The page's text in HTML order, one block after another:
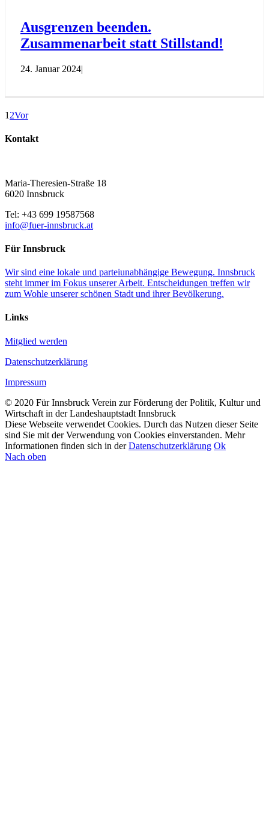
Ausgrenzen beenden.
Zusammenarbeit statt Stillstand!
24. Januar 2024|
1 2Vor
Kontakt
Maria-Theresien-Straße 18
6020 Innsbruck
Tel: +43 699 19587568
info@fuer-innsbruck.at
Für Innsbruck
Wir sind eine lokale und parteiunabhängige Bewegung. Innsbruck
steht immer im Fokus unserer Arbeit. Entscheidungen treffen wir
zum Wohle unserer schönen Stadt und ihrer Bevölkerung.
Links
Mitglied werden
Datenschutzerklärung
Impressum
© 2020 Für Innsbruck Verein zur Förderung der Politik, Kultur und
Wirtschaft in der Landeshauptstadt Innsbruck
Diese Webseite verwendet Cookies. Durch das Nutzen dieser Seite
sind Sie mit der Verwendung von Cookies einverstanden. Mehr
Informationen finden sich in derDatenschutzerklärung Ok
Nach oben